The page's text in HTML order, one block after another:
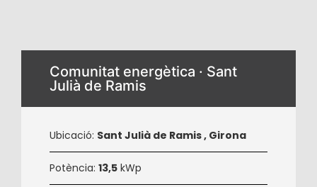
Comunitat energètica · Sant
Julià de Ramis
Ubicació: Sant Julià de Ramis , Girona
Potència: 13,5 kWp